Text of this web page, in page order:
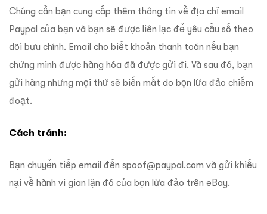
Chúng cần bạn cung cấp thêm thông tin về địa chỉ email
Paypal của bạn và bạn sẽ được liên lạc để yêu cầu số theo
dõi bưu chính. Email cho biết khoản thanh toán nếu bạn
chứng minh được hàng hóa đã được gửi đi. Và sau đó, bạn
gửi hàng nhưng mọi thứ sẽ biến mất do bọn lừa đảo chiếm
đoạt.
Cách tránh:
Bạn chuyển tiếp email đến spoof@paypal.com và gửi khiếu
nại về hành vi gian lận đó của bọn lừa đảo trên eBay.